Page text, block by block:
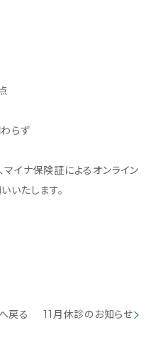
らず
イナ保険証によるオンライン
いたします。
戻る 11月休診のお知らせ